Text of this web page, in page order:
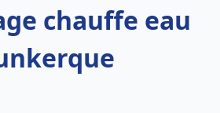
chauffe eau